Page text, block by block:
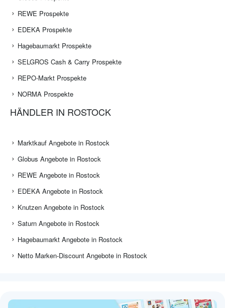
REWE Prospekte
EDEKA Prospekte
Hagebaumarkt Prospekte
SELGROS Cash & Carry Prospekte
REPO-Markt Prospekte
NORMA Prospekte
HÄNDLER IN ROSTOCK
Marktkauf Angebote in Rostock
Globus Angebote in Rostock
REWE Angebote in Rostock
EDEKA Angebote in Rostock
Knutzen Angebote in Rostock
Saturn Angebote in Rostock
Hagebaumarkt Angebote in Rostock
Netto Marken-Discount Angebote in Rostock